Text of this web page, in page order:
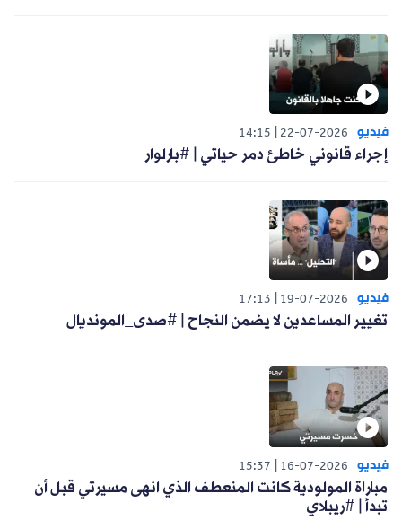
فيديو 22-07-2026
14:15
إجراء قانوني خاطئ دمر حياتي | #بارلوار
فيديو 19-07-2026
17:13
تغيير المساعدين لا يضمن النجاح | #صدى_المونديال
فيديو 16-07-2026
15:37
مباراة المولودية كانت المنعطف الذي انهى مسيرتي قبل أن
تبدأ | #ريبلاي